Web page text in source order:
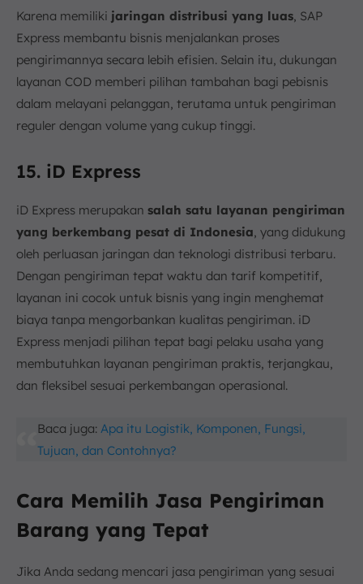
Karena memiliki jaringan distribusi yang luas , SAP
Express membantu bisnis menjalankan proses
pengirimannya secara lebih efisien. Selain itu, dukungan
layanan COD memberi pilihan tambahan bagi pebisnis
dalam melayani pelanggan, terutama untuk pengiriman
reguler dengan volume yang cukup tinggi.
15. iD Express
iD Express merupakan salah satu layanan pengiriman
yang berkembang pesat di Indonesia , yang didukung
oleh perluasan jaringan dan teknologi distribusi terbaru.
Dengan pengiriman tepat waktu dan tarif kompetitif,
layanan ini cocok untuk bisnis yang ingin menghemat
biaya tanpa mengorbankan kualitas pengiriman. iD
Express menjadi pilihan tepat bagi pelaku usaha yang
membutuhkan layanan pengiriman praktis, terjangkau,
dan fleksibel sesuai perkembangan operasional.
Baca juga: Apa itu Logistik, Komponen, Fungsi,
Tujuan, dan Contohnya?
Cara Memilih Jasa Pengiriman
Barang yang Tepat
Jika Anda sedang mencari jasa pengiriman yang sesuai